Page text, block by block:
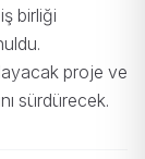
birliği
proje ve
sürdürecek.